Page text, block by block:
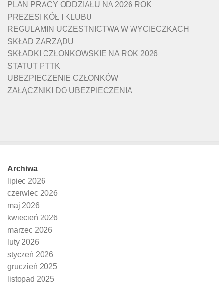
PLAN PRACY ODDZIAŁU NA 2026 ROK
PREZESI KÓŁ I KLUBU
REGULAMIN UCZESTNICTWA W WYCIECZKACH
SKŁAD ZARZĄDU
SKŁADKI CZŁONKOWSKIE NA ROK 2026
STATUT PTTK
UBEZPIECZENIE CZŁONKÓW
ZAŁĄCZNIKI DO UBEZPIECZENIA
Archiwa
lipiec 2026
czerwiec 2026
maj 2026
kwiecień 2026
marzec 2026
luty 2026
styczeń 2026
grudzień 2025
listopad 2025